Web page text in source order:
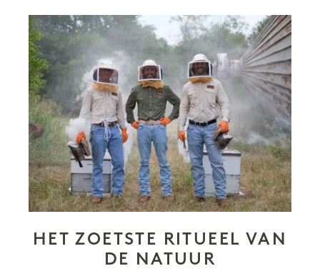
HET ZOETSTE RITUEEL VAN
DE NATUUR